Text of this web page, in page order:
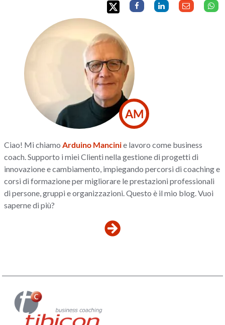
AM
Ciao! Mi chiamo Arduino Mancinie lavoro come business
coach. Supporto i miei Clienti nella gestione di progetti di
innovazione e cambiamento, impiegando percorsi di coaching e
corsi di formazione per migliorare le prestazioni professionali
di persone, gruppi e organizzazioni. Questo è il mio blog. Vuoi
saperne di più?